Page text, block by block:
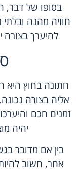
בסופו של
חוויה מהנה
להיערך בצורה
חתונה בחוץ היא
אליה בצורה
זמנים חכם
יהיה
בין אם מדובר
אחר, חשוב